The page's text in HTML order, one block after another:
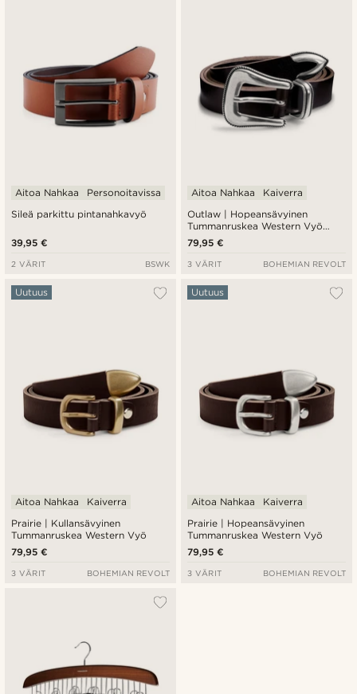
Sileä parkittu pintanahkavyö
Aitoa Nahkaa Personoitavissa
39,95 €
2 VÄRIT BSWK
Outlaw | Hopeansävyinen
Tummanruskea Western Vyö
Piikkisoljella
Aitoa Nahkaa Kaiverra
79,95 €
3 VÄRIT BOHEMIAN REVOLT
Prairie | Kullansävyinen
Tummanruskea Western Vyö
Uutuus
Aitoa Nahkaa Kaiverra
79,95 €
3 VÄRIT BOHEMIAN REVOLT
Prairie | Hopeansävyinen
Tummanruskea Western Vyö
Uutuus
Aitoa Nahkaa Kaiverra
79,95 €
3 VÄRIT BOHEMIAN REVOLT